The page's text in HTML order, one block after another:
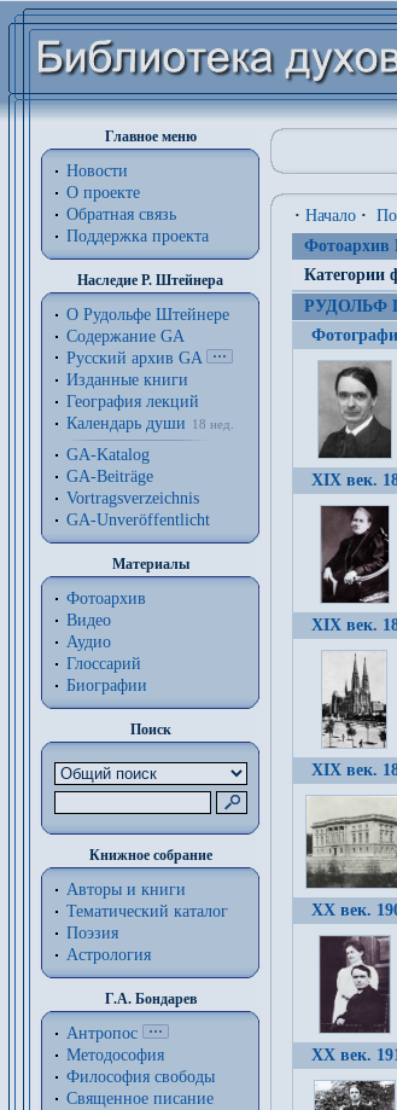
Главное меню
Новости
О проекте
Обратная связь
Поддержка проекта
Наследие Р. Штейнера
О Рудольфе Штейнере
Содержание GA
Русский архив GA
Изданные книги
География лекций
Календарь души
18 нед.
GA-Katalog
GA-Beiträge
Vortragsverzeichnis
GA-Unveröffentlicht
Материалы
Фотоархив
Видео
Аудио
Глоссарий
Биографии
Поиск
Книжное собрание
Авторы и книги
Тематический каталог
Поэзия
Астрология
Г.А. Бондарев
Антропос
Методософия
Философия cвободы
Священное писание
· Начало ·
Фотоархив
Категории
РУДОЛЬФ
XIX век.
XIX век.
XIX век.
XX век.
XX век.